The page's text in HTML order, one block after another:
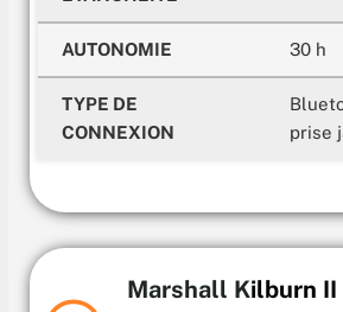
AUTONOMIE 30 h
TYPE DE
CONNEXION
prise
Marshall Kilburn II